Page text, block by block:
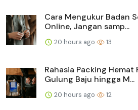
Cara Mengukur Badan
Online, Jangan samp...
20 hours ago 13
Rahasia Packing Hemat
Gulung Baju hingga M...
20 hours ago 12